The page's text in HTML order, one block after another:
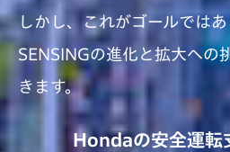
しかし、これがゴールではあ
SENSINGの進化と拡大への
きます。
Hondaの安全運転